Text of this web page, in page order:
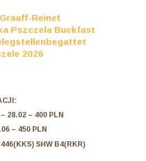
Reinet
Pszczela Buckfast
2026
28.02 – 400 PLN
– 450 PLN
SHW B4(RKR)